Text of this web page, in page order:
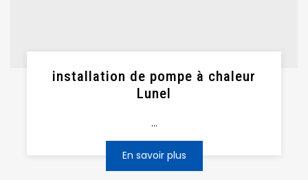
installation de pompe à chaleur
Lunel
...
En savoir plus